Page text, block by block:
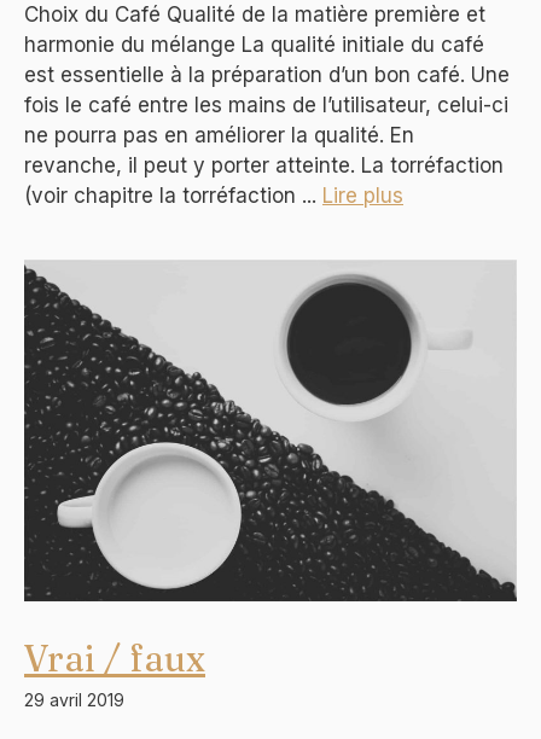
Choix du Café Qualité de la matière première et
harmonie du mélange La qualité initiale du café
est essentielle à la préparation d’un bon café. Une
fois le café entre les mains de l’utilisateur, celui-ci
ne pourra pas en améliorer la qualité. En
revanche, il peut y porter atteinte. La torréfaction
(voir chapitre la torréfaction ... Lire plus
Vrai / faux
29 avril 2019